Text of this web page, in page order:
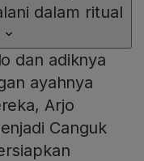
dalam ritual
dan adiknya
ayahnya
Arjo
Canguk